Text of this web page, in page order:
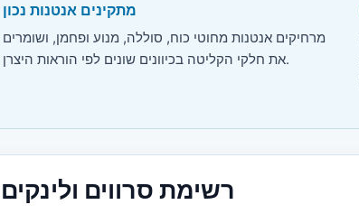
מתקינים אנטנות נכון
מרחיקים אנטנות מחוטי כוח, סוללה, מנוע ופחמן, ושומרים
את חלקי הקליטה בכיוונים שונים לפי הוראות היצרן.
רשימת סרווים ולינקים